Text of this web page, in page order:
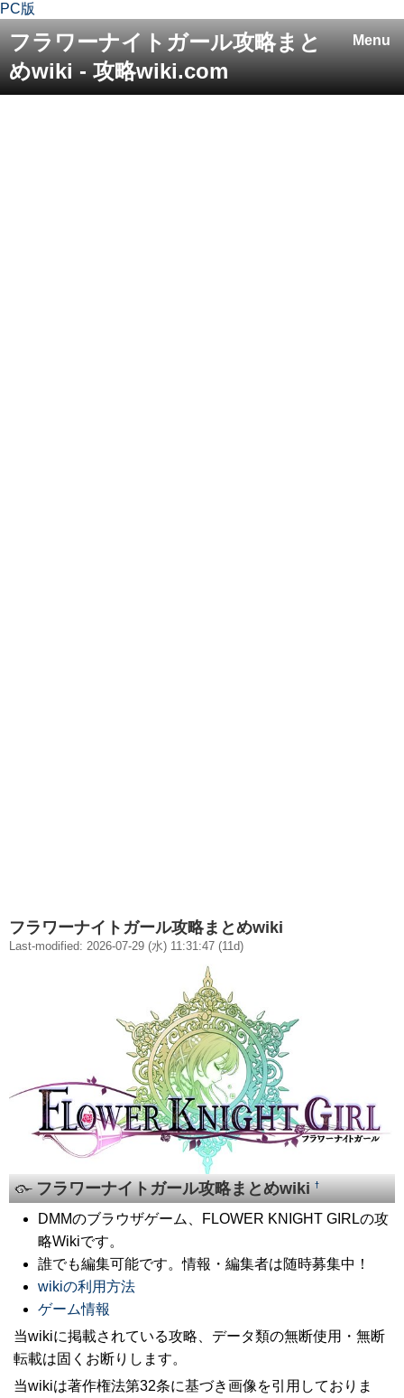
PC版
Menu
フラワーナイトガール攻略まと
めwiki - 攻略wiki.com
フラワーナイトガール攻略まとめwiki
Last-modified: 2026-07-29 (水) 11:31:47 (11d)
フラワーナイトガール攻略まとめwiki†
DMMのブラウザゲーム、FLOWER KNIGHT GIRLの攻
略Wikiです。
誰でも編集可能です。情報・編集者は随時募集中！
wikiの利用方法
ゲーム情報
当wikiに掲載されている攻略、データ類の無断使用・無断
転載は固くお断りします。
当wikiは著作権法第32条に基づき画像を引用しておりま